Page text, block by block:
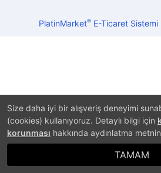
Size daha iyi bir alışveriş deneyimi
(cookies) kullanıyoruz. Detaylı bilgi için
korunması hakkında aydınlatma
TAMAM
PlatinMarket®E-Ticaret Sistemi